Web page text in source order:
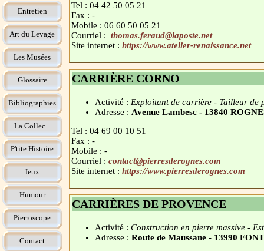
Entretien
Art du Levage
Les Musées
Glossaire
Bibliographies
La Collec...
P'tite Histoire
Jeux
Humour
Pierroscope
Contact
Tel : 04 42 50 05 21
Fax : -
Mobile : 06 60 50 05 21
Courriel : thomas.feraud@laposte.net
Site internet : https://www.atelier-renaissance.net
CARRIÈRE CORNO
Activité : Exploitant de carrière - Tailleur de
Adresse : Avenue Lambesc - 13840
Tel : 04 69 00 10 51
Fax : -
Mobile : -
Courriel : contact@pierresderognes.com
Site internet : https://www.pierresderognes.com
CARRIÈRES DE PROVENCE
Activité : Construction en pierre massive -
Adresse : Route de Maussane - 13990